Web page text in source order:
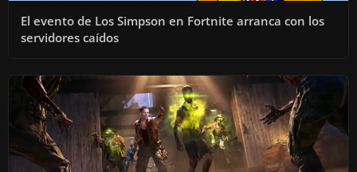
El evento de Los Simpson en Fortnite arranca con los
servidores caídos